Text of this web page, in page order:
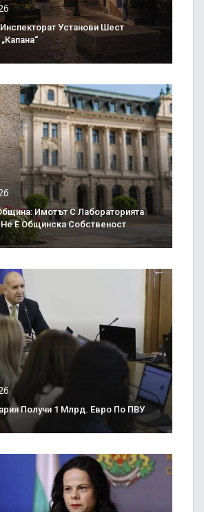
Установи Шест
Имотът С Лабораторията
Е Общинска Собственост
Получи 1 Млрд. Евро По ПВУ